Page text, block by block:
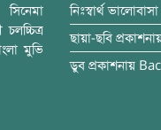
মুভি
নিঃস্বার্থ ভালোবাসা
ছায়া-ছবি
ডুব প্রকাশনায়